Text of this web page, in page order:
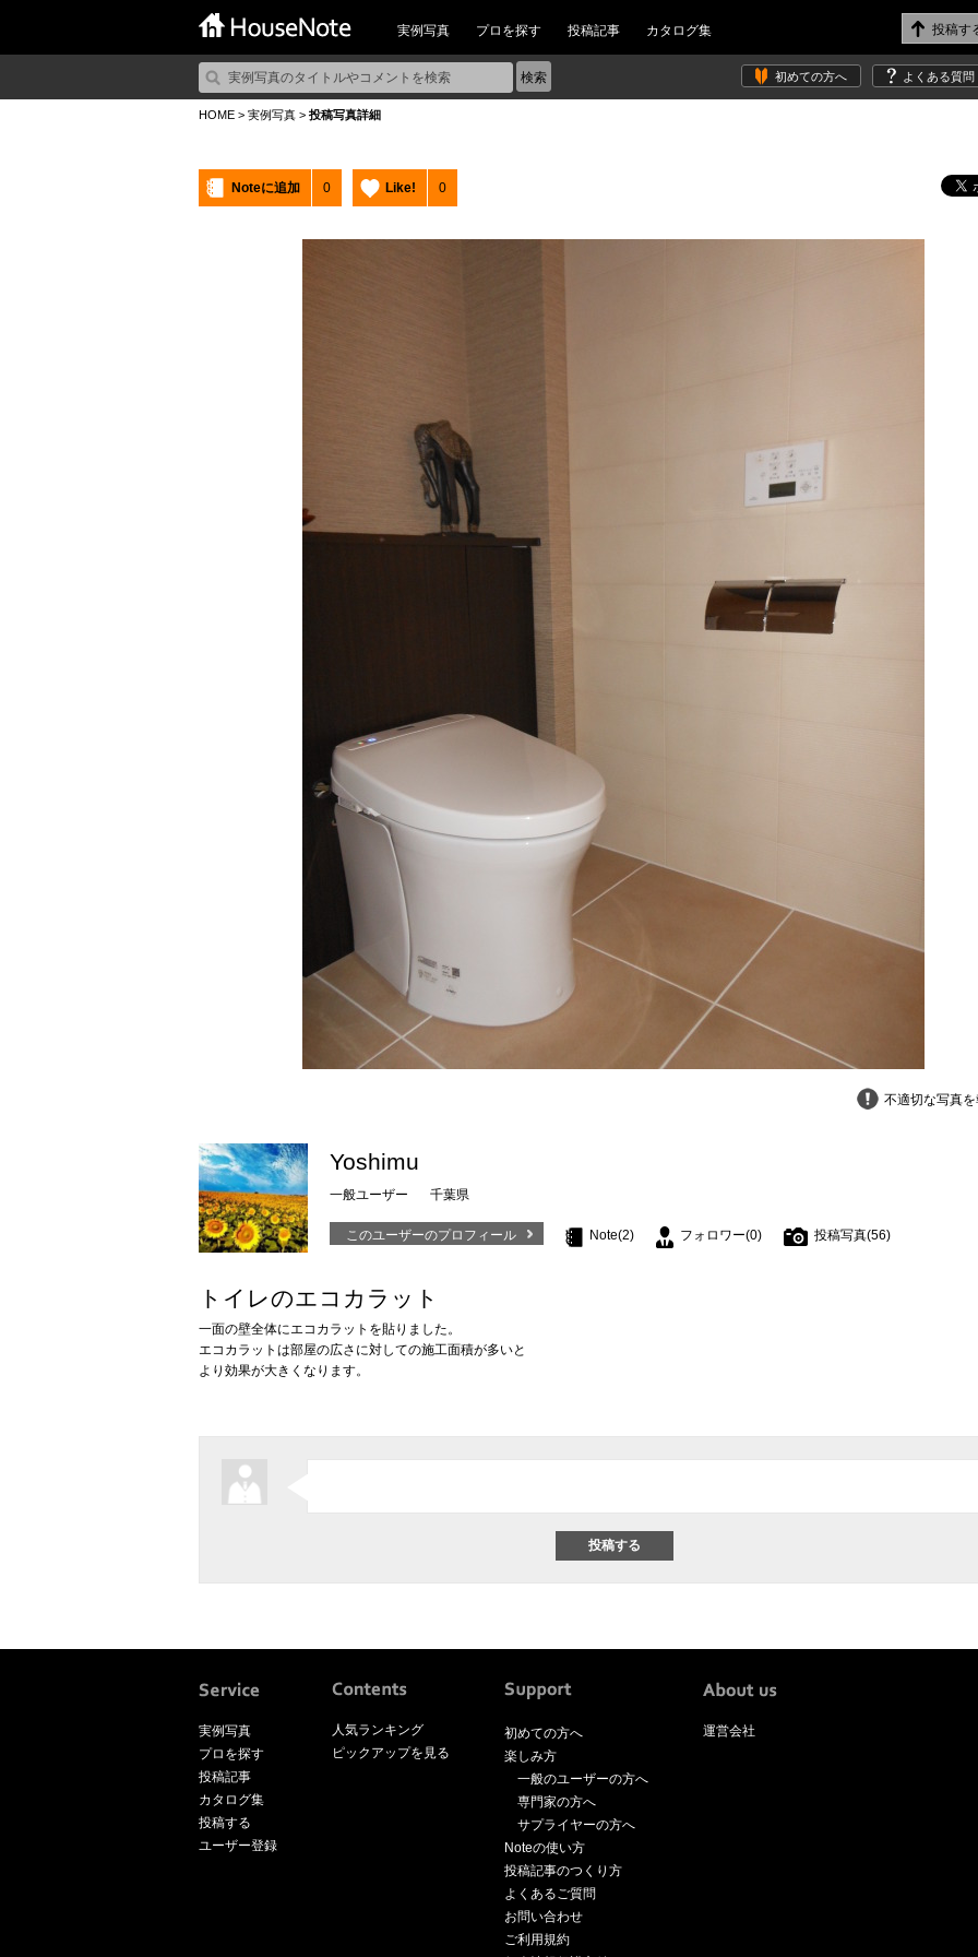
実例写真 プロを探す 投稿記事 カタログ集
初めての方へ よくある質問
HOME > 実例写真 > 投稿写真詳細
Noteに追加 0 Like! 0
不適切な写真
Yoshimu
一般ユーザー 千葉県
このユーザーのプロフィール Note(2) フォロワー(0) 投稿写真(56)
トイレのエコカラット
一面の壁全体にエコカラットを貼りました。
エコカラットは部屋の広さに対しての施工面積が多いと
より効果が大きくなります。
実例写真
プロを探す
投稿記事
カタログ集
投稿する
ユーザー登録
人気ランキング
ピックアップを見る
初めての方へ
楽しみ方
一般のユーザーの方へ
専門家の方へ
サプライヤーの方へ
Noteの使い方
投稿記事のつくり方
よくあるご質問
お問い合わせ
ご利用規約
運営会社